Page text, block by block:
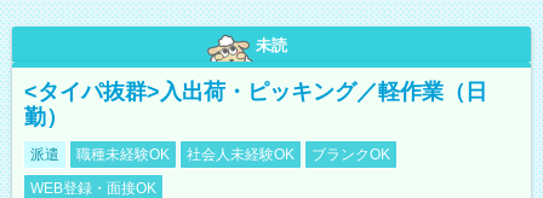
未読
<タイパ抜群>入出荷・ピッキング／軽作業（日
勤）
派遣 職種未経験OK 社会人未経験OK
ブランクOK
WEB登録・面接OK